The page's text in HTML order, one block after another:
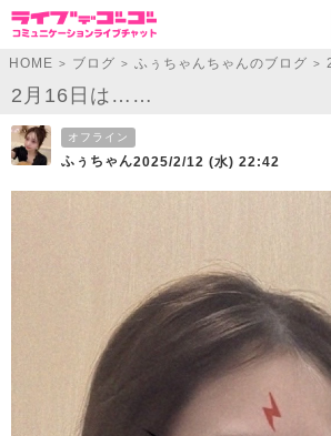
HOME > ブログ > ふぅちゃんちゃんのブログ >
2月16日は……
オフライン
ふぅちゃん2025/2/12 (水) 22:42